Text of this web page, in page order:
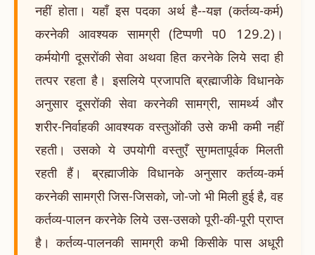
नहीं होता। यहाँ इस पदका अर्थ है--यज्ञ (कर्तव्य-कर्म)
करनेकी आवश्यक सामग्री (टिप्पणी प0 129.2)।
कर्मयोगी दूसरोंकी सेवा अथवा हित करनेके लिये सदा ही
तत्पर रहता है। इसलिये प्रजापति ब्रह्माजीके विधानके
अनुसार दूसरोंकी सेवा करनेकी सामग्री, सामर्थ्य और
शरीर-निर्वाहकी आवश्यक वस्तुओंकी उसे कभी कमी नहीं
रहती। उसको ये उपयोगी वस्तुएँ सुगमतापूर्वक मिलती
रहती हैं। ब्रह्माजीके विधानके अनुसार कर्तव्य-कर्म
करनेकी सामग्री जिस-जिसको, जो-जो भी मिली हुई है, वह
कर्तव्य-पालन करनेके लिये उस-उसको पूरी-की-पूरी प्राप्त
है। कर्तव्य-पालनकी सामग्री कभी किसीके पास अधूरी